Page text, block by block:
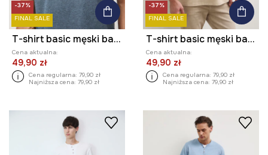
-37%
FINAL SALE
T-shirt basic męski bawełniany z elastanem
Cena aktualna:
49,90 zł
Cena regularna: 79,90 zł
Najniższa cena: 79,90 zł
-37%
FINAL SALE
T-shirt basic męski bawełniany z elastanem
Cena aktualna:
49,90 zł
Cena regularna: 79,90 zł
Najniższa cena: 79,90 zł